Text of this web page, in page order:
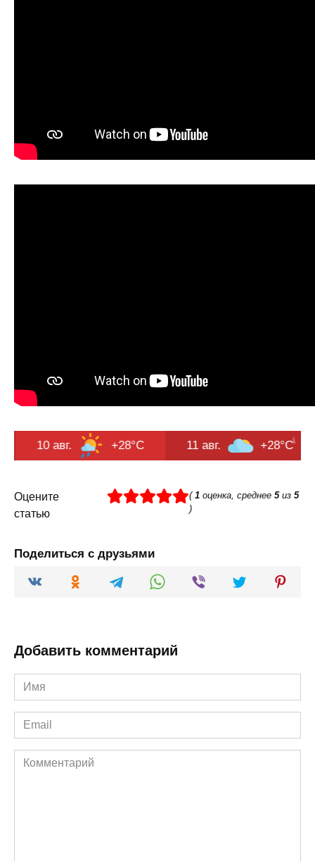
+28°C 11 авг. +28°C 12 авг.
Оцените
статью
(1оценка, среднее 5из 5
)
Поделиться с друзьями
Добавить комментарий
Имя
*
Email
*
Комментарий